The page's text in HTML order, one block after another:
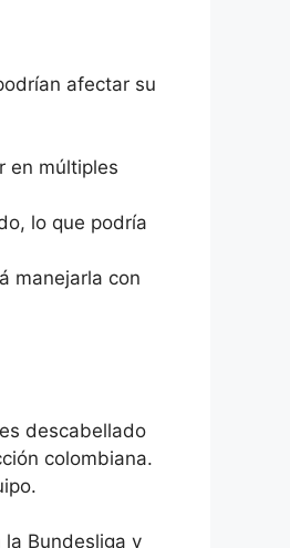
afectar su
en múltiples
lo que podría
manejarla con
descabellado
colombiana.
Bundesliga y